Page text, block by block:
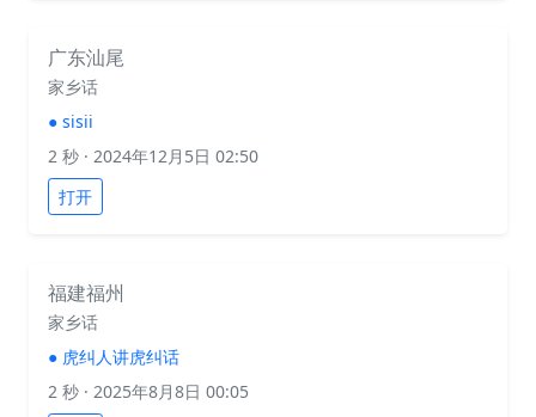
广东汕尾
家乡话
● sisii
2 秒 · 2024年12月5日 02:50
打开
福建福州
家乡话
● 虎纠人讲虎纠话
2 秒 · 2025年8月8日 00:05